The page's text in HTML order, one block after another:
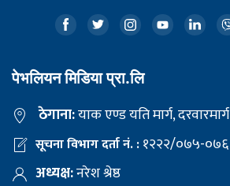
पेभलियन मिडिया प्रा.लि
ठेगाना:याक एण्ड यति मार्ग, दरवारमार्ग
सूचना विभाग दर्ता नं. :१२२२/०७५-०७६
अध्यक्ष:नरेश श्रेष्ठ